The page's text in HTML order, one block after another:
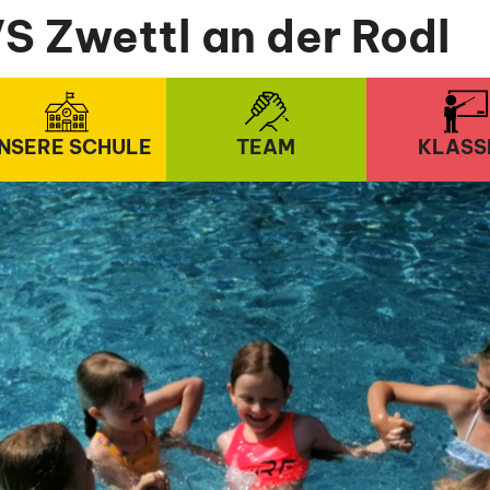
Zwettl an der Rodl
SCHULE TEAM